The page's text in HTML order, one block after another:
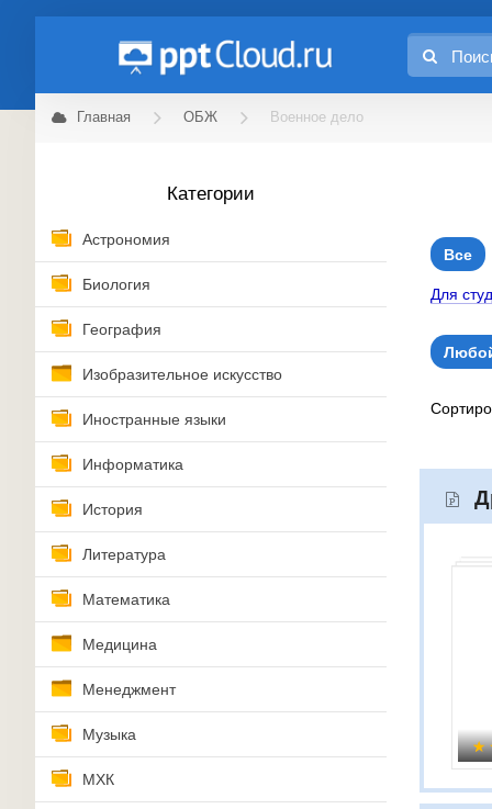
Главная ОБЖ Военное дело
Категории
Астрономия
Биология
География
Изобразительное искусство
Иностранные языки
Информатика
История
Литература
Математика
Медицина
Менеджмент
Музыка
МХК
Все
Для